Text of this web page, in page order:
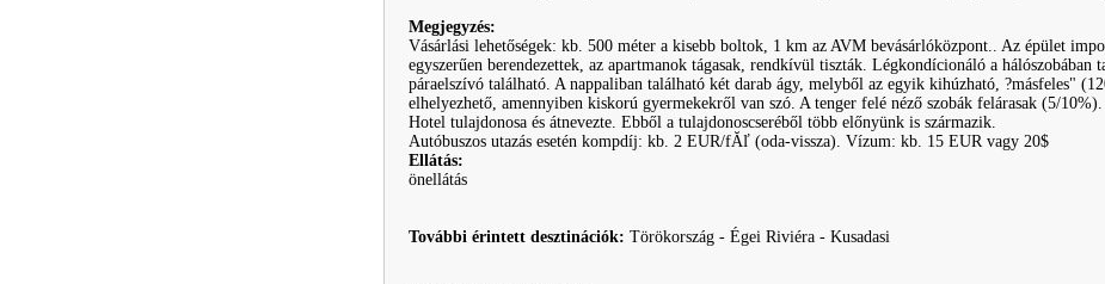
Megjegyzés:
Vásárlási lehetőségek: kb. 500 méter a kisebb boltok, 1 km az AVM bevásárlóközpont.. Az épület
egyszerűen berendezettek, az apartmanok tágasak, rendkívül tiszták. Légkondícionáló a
páraelszívó található. A nappaliban található két darab ágy, melyből az egyik kihúzható, ?másfeles"
elhelyezhető, amennyiben kiskorú gyermekekről van szó. A tenger felé néző szobák felárasak (5/
Hotel tulajdonosa és átnevezte. Ebből a tulajdonoscseréből több előnyünk is származik.
Autóbuszos utazás esetén kompdíj: kb. 2 EUR/fĂľ (oda-vissza). Vízum: kb. 15 EUR vagy 20$
Ellátás:
önellátás
További érintett desztinációk: Törökország - Égei Riviéra - Kusadasi